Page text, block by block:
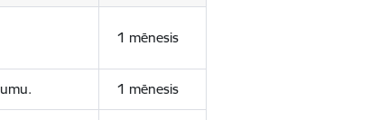
1 mēnesis
1 mēnesis